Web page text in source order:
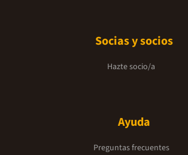
Socias y socios
Hazte socio/a
Ayuda
Preguntas frecuentes